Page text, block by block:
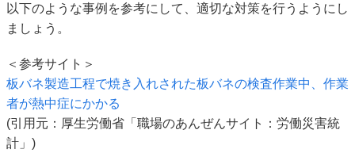
以下のような事例を参考にして、適切な対策を行うようにし
ましょう。
＜参考サイト＞
板バネ製造工程で焼き入れされた板バネの検査作業中、作業
者が熱中症にかかる
(引用元：厚生労働省「職場のあんぜんサイト：労働災害統
計」)